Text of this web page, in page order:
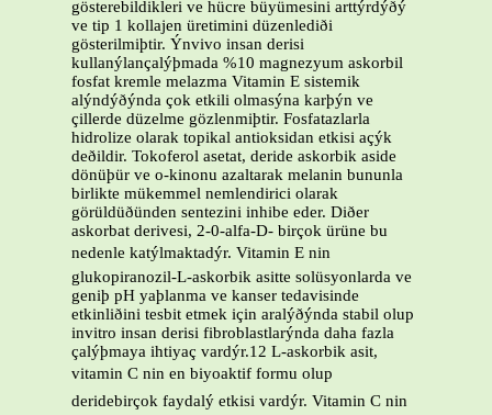
gösterebildikleri ve hücre büyümesini arttýrdýðý
ve tip 1 kollajen üretimini düzenlediði
gösterilmiþtir. Ýnvivo insan derisi
kullanýlançalýþmada %10 magnezyum askorbil
fosfat kremle melazma Vitamin E sistemik
alýndýðýnda çok etkili olmasýna karþýn ve
çillerde düzelme gözlenmiþtir. Fosfatazlarla
hidrolize olarak topikal antioksidan etkisi açýk
deðildir. Tokoferol asetat, deride askorbik aside
dönüþür ve o-kinonu azaltarak melanin bununla
birlikte mükemmel nemlendirici olarak
görüldüðünden sentezini inhibe eder. Diðer
askorbat derivesi, 2-0-alfa-D- birçok ürüne bu
nedenle katýlmaktadýr. Vitamin E nin
glukopiranozil-L-askorbik asitte solüsyonlarda ve
geniþ pH yaþlanma ve kanser tedavisinde
etkinliðini tesbit etmek için aralýðýnda stabil olup
invitro insan derisi fibroblastlarýnda daha fazla
çalýþmaya ihtiyaç vardýr.12 L-askorbik asit,
vitamin C nin en biyoaktif formu olup
deridebirçok faydalý etkisi vardýr. Vitamin C nin